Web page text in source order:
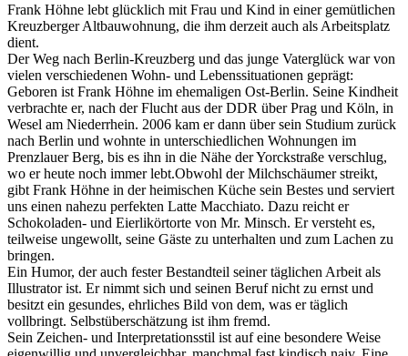
Frank Höhne lebt glücklich mit Frau und Kind in einer gemütlichen
Kreuzberger Altbauwohnung, die ihm derzeit auch als Arbeitsplatz
dient.
Der Weg nach Berlin-Kreuzberg und das junge Vaterglück war von
vielen verschiedenen Wohn- und Lebenssituationen geprägt:
Geboren ist Frank Höhne im ehemaligen Ost-Berlin. Seine Kindheit
verbrachte er, nach der Flucht aus der DDR über Prag und Köln, in
Wesel am Niederrhein. 2006 kam er dann über sein Studium zurück
nach Berlin und wohnte in unterschiedlichen Wohnungen im
Prenzlauer Berg, bis es ihn in die Nähe der Yorckstraße verschlug,
wo er heute noch immer lebt.Obwohl der Milchschäumer streikt,
gibt Frank Höhne in der heimischen Küche sein Bestes und serviert
uns einen nahezu perfekten Latte Macchiato. Dazu reicht er
Schokoladen- und Eierlikörtorte von Mr. Minsch. Er versteht es,
teilweise ungewollt, seine Gäste zu unterhalten und zum Lachen zu
bringen.
Ein Humor, der auch fester Bestandteil seiner täglichen Arbeit als
Illustrator ist. Er nimmt sich und seinen Beruf nicht zu ernst und
besitzt ein gesundes, ehrliches Bild von dem, was er täglich
vollbringt. Selbstüberschätzung ist ihm fremd.
Sein Zeichen- und Interpretationsstil ist auf eine besondere Weise